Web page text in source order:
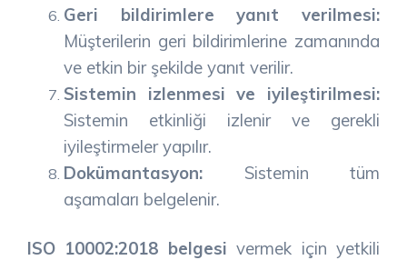
Geri bildirimlere yanıt verilmesi:
Müşterilerin geri bildirimlerine zamanında
ve etkin bir şekilde yanıt verilir.
Sistemin izlenmesi ve iyileştirilmesi:
Sistemin etkinliği izlenir ve gerekli
iyileştirmeler yapılır.
Dokümantasyon: Sistemin tüm
aşamaları belgelenir.
ISO 10002:2018 belgesi vermek için yetkili